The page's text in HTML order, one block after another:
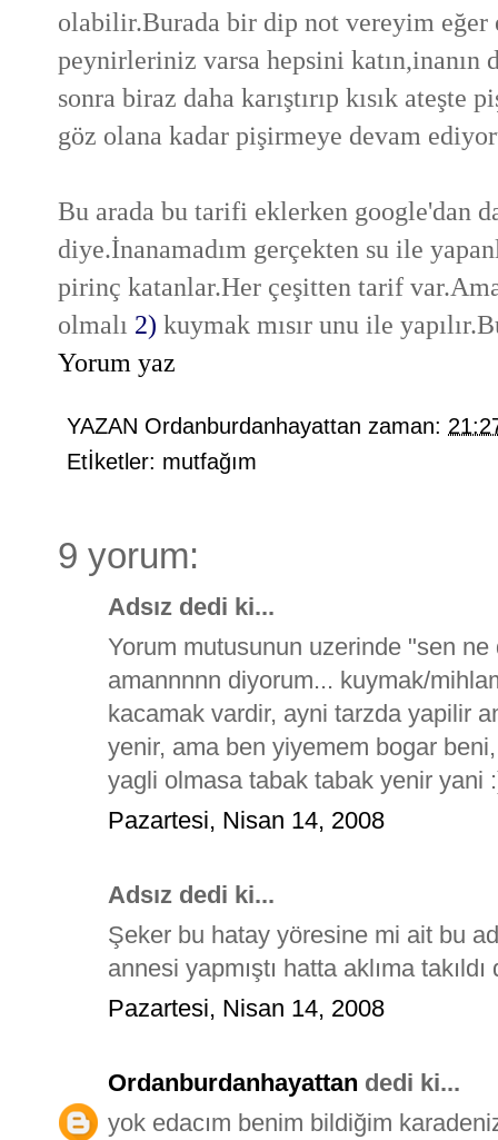
olabilir.Burada bir dip not vereyim eğer
peynirleriniz varsa hepsini katın,inanın
sonra biraz daha karıştırıp kısık ateşte
göz olana kadar pişirmeye devam
Bu arada bu tarifi eklerken google'dan
diye.İnanamadım gerçekten su ile
pirinç katanlar.Her çeşitten tarif
olmalı 2) kuymak mısır unu ile
Yorum yaz
YAZAN Ordanburdanhayattan zaman:
Etİketler: mutfağım
9 yorum:
Adsız dedi ki...
Yorum mutusunun uzerinde "sen
amannnnn diyorum... kuymak/
kacamak vardir, ayni tarzda yapilir
yenir, ama ben yiyemem bogar
yagli olmasa tabak tabak yenir yani
Pazartesi, Nisan 14, 2008
Adsız dedi ki...
Şeker bu hatay yöresine mi ait bu
annesi yapmıştı hatta aklıma
Pazartesi, Nisan 14, 2008
Ordanburdanhayattan dedi ki...
yok edacım benim bildiğim